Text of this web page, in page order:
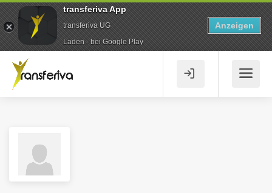
transferiva App
transferiva UG
Laden - bei Google Play
Anzeigen